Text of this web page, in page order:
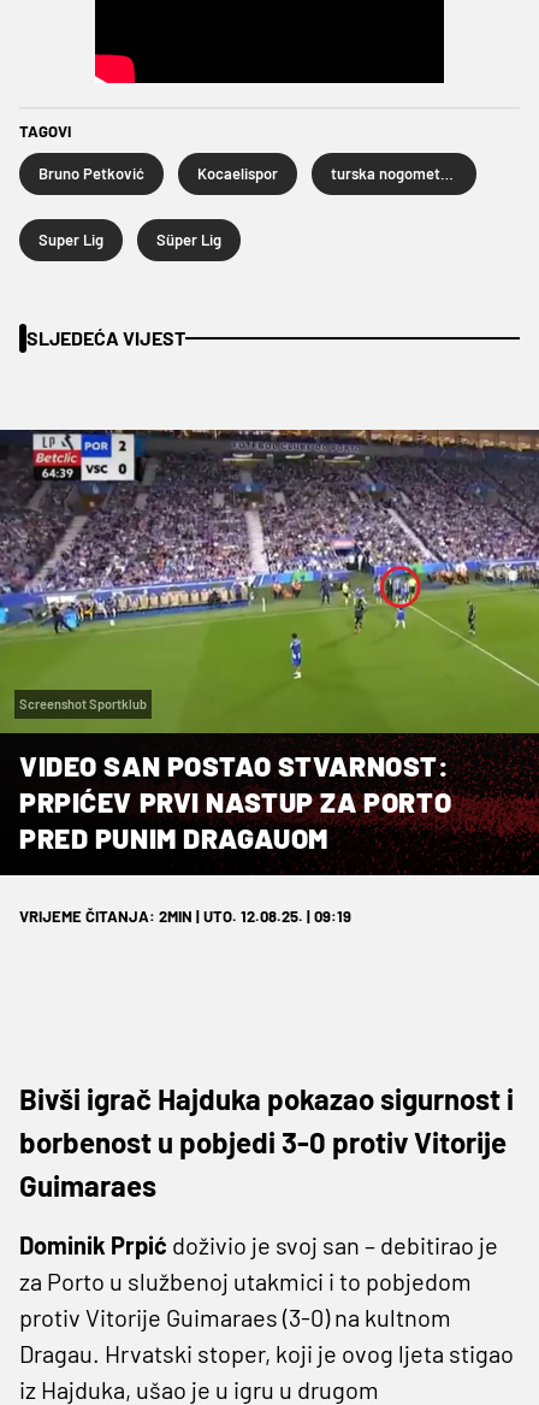
TAGOVI
Bruno Petković Kocaelispor
Super Lig Süper Lig
SLJEDEĆA VIJEST
Screenshot Sportklub
VIDEO SAN POSTAO STVARNOST:
PRPIĆEV PRVI NASTUP ZA PORTO
PRED PUNIM DRAGAUOM
VRIJEME ČITANJA: 2MIN | UTO. 12.08.25. | 09:19
Bivši igrač Hajduka pokazao sigurnost i
borbenost u pobjedi 3-0 protiv Vitorije
Guimaraes
Dominik Prpić doživio je svoj san – debitirao je
za Porto u službenoj utakmici i to pobjedom
protiv Vitorije Guimaraes (3-0) na kultnom
Dragau. Hrvatski stoper, koji je ovog ljeta stigao
iz Hajduka, ušao je u igru u drugom